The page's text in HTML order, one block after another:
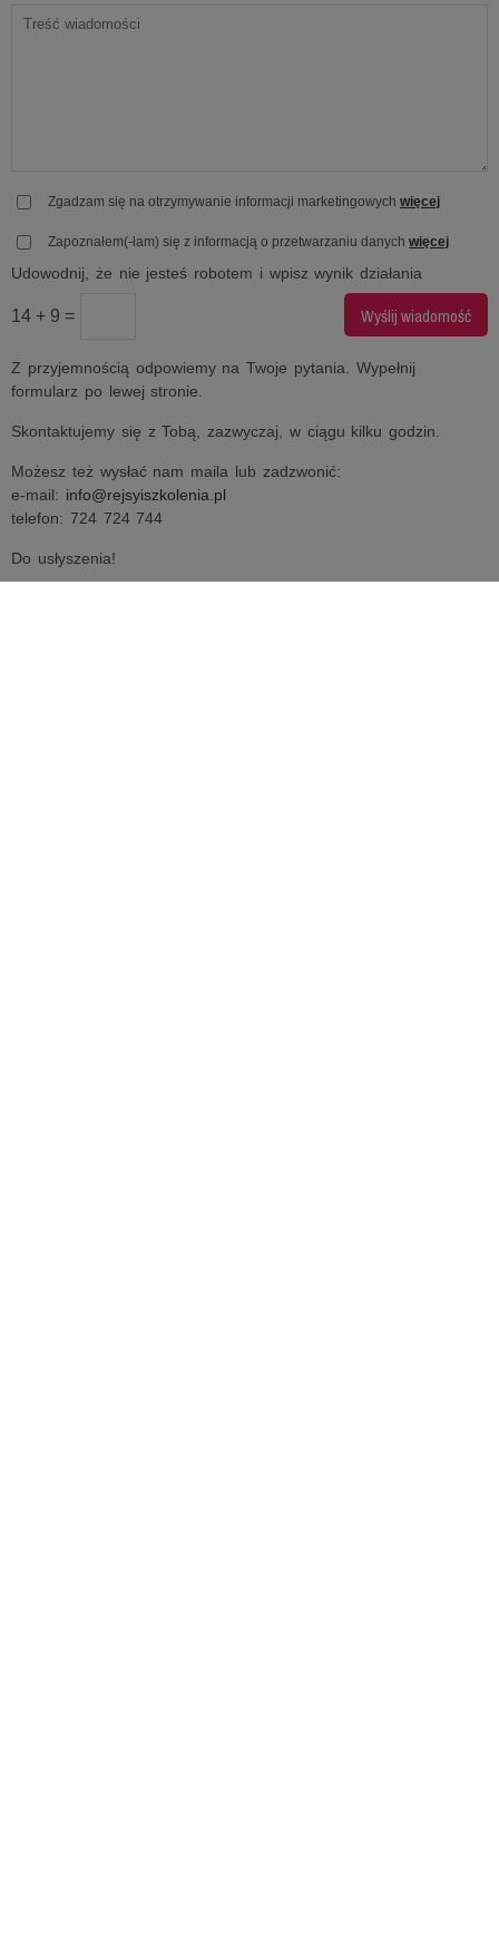
Zgadzam się na otrzymywanie informacji marketingowych więcej
Zapoznałem(-łam) się z informacją o przetwarzaniu danych więcej
Udowodnij, że nie jesteś robotem i wpisz wynik działania
14 + 9 =
Z przyjemnością odpowiemy na Twoje pytania. Wypełnij
formularz po lewej stronie.
Skontaktujemy się z Tobą, zazwyczaj, w ciągu kilku godzin.
Możesz też wysłać nam maila lub zadzwonić:
e-mail: info@rejsyiszkolenia.pl
telefon: 724 724 744
Do usłyszenia!